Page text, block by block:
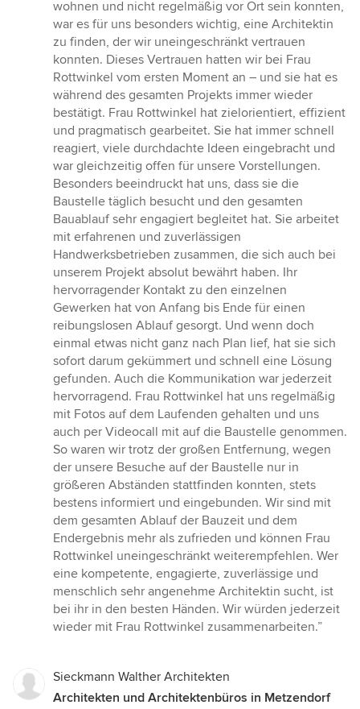
wohnen und nicht regelmäßig vor Ort sein konnten,
war es für uns besonders wichtig, eine Architektin
zu finden, der wir uneingeschränkt vertrauen
konnten. Dieses Vertrauen hatten wir bei Frau
Rottwinkel vom ersten Moment an – und sie hat es
während des gesamten Projekts immer wieder
bestätigt. Frau Rottwinkel hat zielorientiert, effizient
und pragmatisch gearbeitet. Sie hat immer schnell
reagiert, viele durchdachte Ideen eingebracht und
war gleichzeitig offen für unsere Vorstellungen.
Besonders beeindruckt hat uns, dass sie die
Baustelle täglich besucht und den gesamten
Bauablauf sehr engagiert begleitet hat. Sie arbeitet
mit erfahrenen und zuverlässigen
Handwerksbetrieben zusammen, die sich auch bei
unserem Projekt absolut bewährt haben. Ihr
hervorragender Kontakt zu den einzelnen
Gewerken hat von Anfang bis Ende für einen
reibungslosen Ablauf gesorgt. Und wenn doch
einmal etwas nicht ganz nach Plan lief, hat sie sich
sofort darum gekümmert und schnell eine Lösung
gefunden. Auch die Kommunikation war jederzeit
hervorragend. Frau Rottwinkel hat uns regelmäßig
mit Fotos auf dem Laufenden gehalten und uns
auch per Videocall mit auf die Baustelle genommen.
So waren wir trotz der großen Entfernung, wegen
der unsere Besuche auf der Baustelle nur in
größeren Abständen stattfinden konnten, stets
bestens informiert und eingebunden. Wir sind mit
dem gesamten Ablauf der Bauzeit und dem
Endergebnis mehr als zufrieden und können Frau
Rottwinkel uneingeschränkt weiterempfehlen. Wer
eine kompetente, engagierte, zuverlässige und
menschlich sehr angenehme Architektin sucht, ist
bei ihr in den besten Händen. Wir würden jederzeit
wieder mit Frau Rottwinkel zusammenarbeiten.”
Sieckmann Walther Architekten
Architekten und Architektenbüros in Metzendorf